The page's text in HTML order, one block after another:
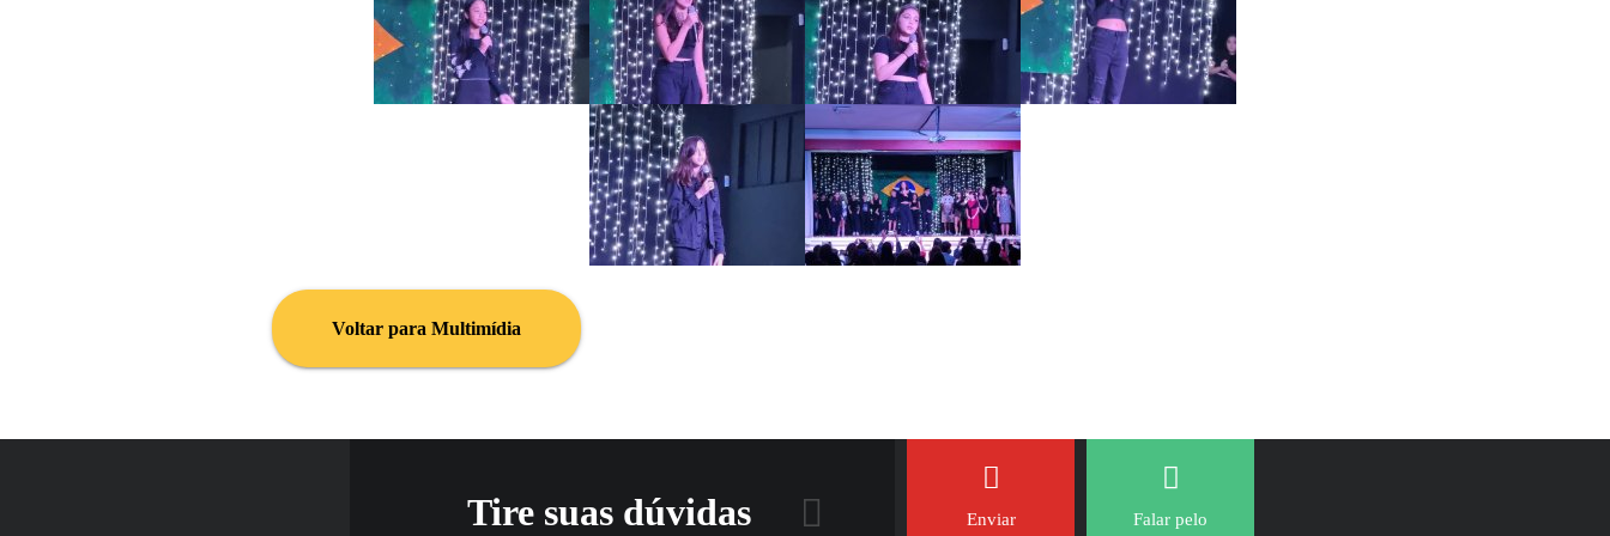
Voltar para Multimídia
Tire suas dúvidas Enviar Falar pelo